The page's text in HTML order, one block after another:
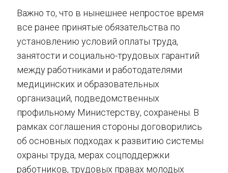
Важно то, что в нынешнее непростое время
все ранее принятые обязательства по
установлению условий оплаты труда,
занятости и социально-трудовых гарантий
между работниками и работодателями
медицинских и образовательных
организаций, подведомственных
профильному Министерству, сохранены. В
рамках соглашения стороны договорились
об основных подходах к развитию системы
охраны труда, мерах соцподдержки
работников, трудовых правах молодых